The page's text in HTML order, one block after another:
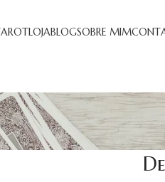
LOJABLOGSOBRE MIM